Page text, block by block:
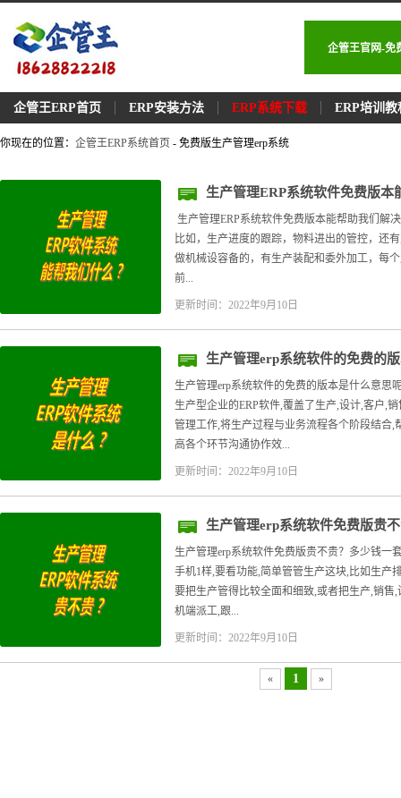
企管王官网-免
企管王ERP首页 ERP安装方法 ERP系统下载 ERP培训教
你现在的位置： 企管王ERP系统首页 - 免费版生产管理erp系统
生产管理ERP系统软件免费版本
生产管理ERP系统软件免费版本能帮助我们解
比如，生产进度的跟踪，物料进出的管控，还
做机械设容备的，有生产装配和委外加工，每
前...
更新时间：2022年9月10日
生产管理erp系统软件的免费的
生产管理erp系统软件的免费的版本是什么意思
生产型企业的ERP软件,覆盖了生产,设计,客户,
管理工作,将生产过程与业务流程各个阶段结合,
高各个环节沟通协作效...
更新时间：2022年9月10日
生产管理erp系统软件免费版贵
生产管理erp系统软件免费版贵不贵？多少钱一
手机1样,要看功能,简单管管生产这块,比如生产
要把生产管得比较全面和细致,或者把生产,销售
机端派工,跟...
更新时间：2022年9月10日
« 1 »